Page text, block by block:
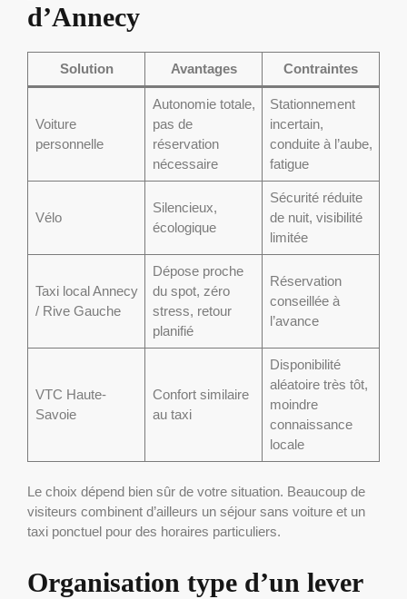
d’Annecy
Solution Avantages Contraintes
Voiture
personnelle
Autonomie totale,
pas de
réservation
nécessaire
Stationnement
incertain,
conduite à l’aube,
fatigue
Vélo
Silencieux,
écologique
Sécurité réduite
de nuit, visibilité
limitée
Taxi local Annecy
/ Rive Gauche
Dépose proche
du spot, zéro
stress, retour
planifié
Réservation
conseillée à
l’avance
VTC Haute-
Savoie
Confort similaire
au taxi
Disponibilité
aléatoire très tôt,
moindre
connaissance
locale
Le choix dépend bien sûr de votre situation. Beaucoup de
visiteurs combinent d’ailleurs un séjour sans voiture et un
taxi ponctuel pour des horaires particuliers.
Organisation type d’un lever